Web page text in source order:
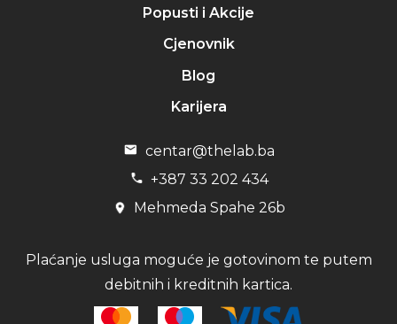
Popusti i Akcije
Cjenovnik
Blog
Karijera
centar@thelab.ba
+387 33 202 434
Mehmeda Spahe 26b
Plaćanje usluga moguće je gotovinom te putem
debitnih i kreditnih kartica.